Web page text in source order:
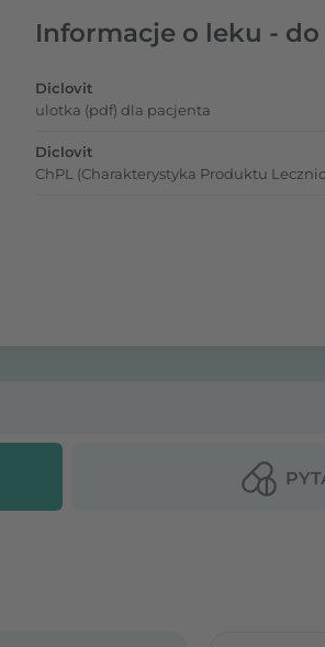
Informacje o leku -
Diclovit
ulotka (pdf) dla pacjenta
Diclovit
ChPL (Charakterystyka Produktu